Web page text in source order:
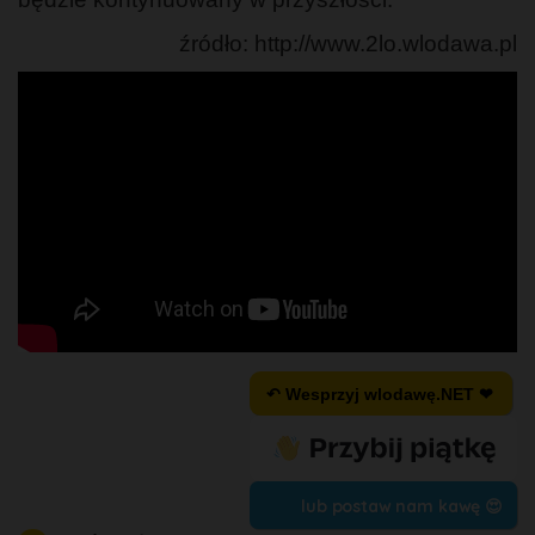
źródło: http://www.2lo.wlodawa.pl
↶ Wesprzyj wlodawę.NET ❤
lub postaw nam kawę 😍